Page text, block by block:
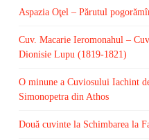
Aspazia Oţel – Părutul
Cuv. Macarie Ieromonahul –
Dionisie Lupu (1819-1821)
O minune a Cuviosului Iachint
Simonopetra din Athos
Două cuvinte la Schimbarea la